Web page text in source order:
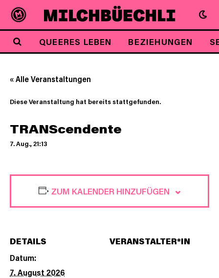
QUEERES LEBEN BEZIEHUNGEN
« Alle Veranstaltungen
Diese Veranstaltung hat bereits stattgefunden.
TRANScendente
7. Aug., 21:13
ZUM KALENDER HINZUFÜGEN
DETAILS
Datum:
7. August 2026
VERANSTALTER*IN